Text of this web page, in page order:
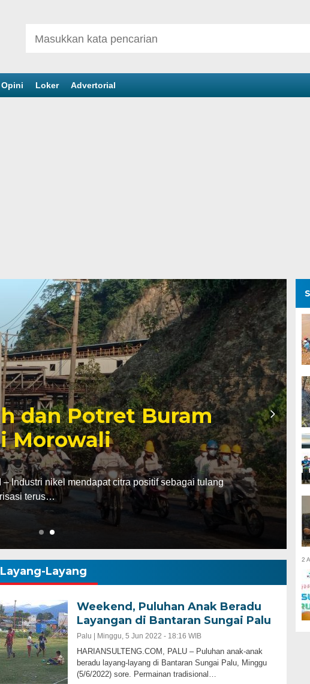
Opini Loker Advertorial
Sengketa Perizinan
Mengiringi Karier Politik
Selasa, 13 Jan 2026 - 16:30 WIB
HARIANSULTENG.COM, PALU – Transisi jabatan dari bupati Morowali
Sulawesi Tengah (Sulteng) nyatanya tak…
Layang-Layang
Weekend, Puluhan Anak Beradu
Layangan di Bantaran Sungai Palu
Palu | Minggu, 5 Jun 2022 - 18:16 WIB
HARIANSULTENG.COM, PALU – Puluhan anak-anak
beradu layang-layang di Bantaran Sungai Palu, Minggu
(5/6/2022) sore. Permainan tradisional…
2